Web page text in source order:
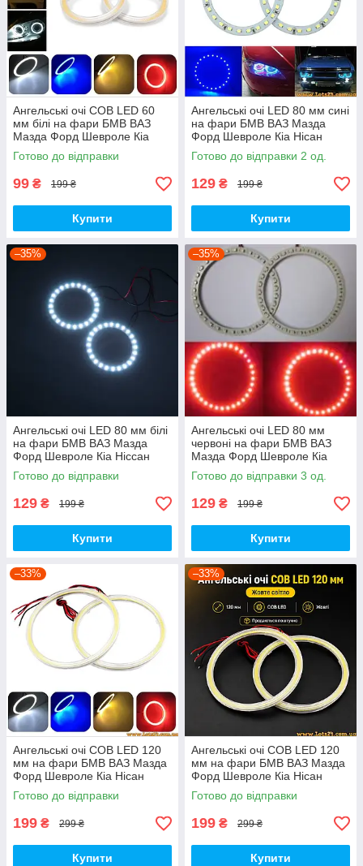
Ангельські очі COB LED 60
мм білі на фари БМВ ВАЗ
Мазда Форд Шевроле Кіа
Нісан Опель УАЗ Рено Шкода
VW BMW
Готово до відправки
99 ₴ 199 ₴
Купити
Ангельські очі LED 80 мм сині
на фари БМВ ВАЗ Мазда
Форд Шевроле Кіа Нісан
Опель УАЗ Рено Шкода VW
BMW
Готово до відправки 2 од.
129 ₴ 199 ₴
Купити
–35%
Ангельські очі LED 80 мм білі
на фари БМВ ВАЗ Мазда
Форд Шевроле Кіа Ніссан
Опель УАЗ Рено Шкода VW
BMW
Готово до відправки
129 ₴ 199 ₴
Купити
–35%
Ангельські очі LED 80 мм
червоні на фари БМВ ВАЗ
Мазда Форд Шевроле Кіа
Ніссан Опель УАЗ Рено
Шкода VW BMW
Готово до відправки 3 од.
129 ₴ 199 ₴
Купити
–33%
Ангельські очі COB LED 120
мм на фари БМВ ВАЗ Мазда
Форд Шевроле Кіа Нісан
Опель УАЗ Рено Шкода VW
BMW
Готово до відправки
199 ₴ 299 ₴
Купити
–33%
Ангельські очі COB LED 120
мм на фари БМВ ВАЗ Мазда
Форд Шевроле Кіа Нісан
Опель УАЗ Рено Шкода VW
BMW Жовті
Готово до відправки
199 ₴ 299 ₴
Купити